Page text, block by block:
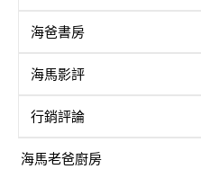
海爸書房
海馬影評
行銷評論
海馬老爸廚房